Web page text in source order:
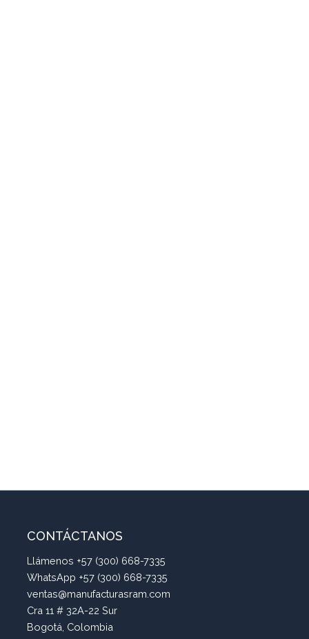
CONTÁCTANOS
Llámenos +57 (300) 668-7335
WhatsApp +57 (300) 668-7335
ventas@manufacturasram.com
Cra 11 # 32A-22 Sur
Bogotá, Colombia